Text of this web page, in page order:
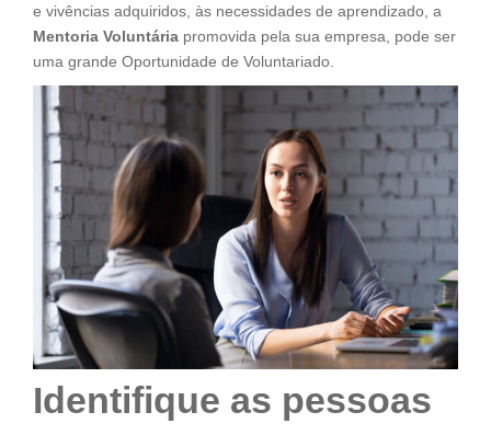
e vivências adquiridos, às necessidades de aprendizado, a
Mentoria Voluntária promovida pela sua empresa, pode ser
uma grande Oportunidade de Voluntariado.
Identifique as pessoas